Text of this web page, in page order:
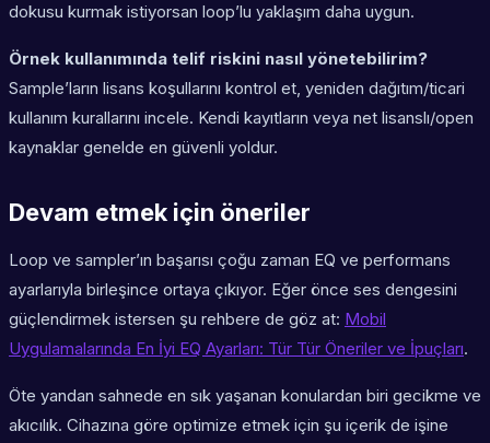
dokusu kurmak istiyorsan loop’lu yaklaşım daha uygun.
Örnek kullanımında telif riskini nasıl yönetebilirim?
Sample’ların lisans koşullarını kontrol et, yeniden dağıtım/ticari
kullanım kurallarını incele. Kendi kayıtların veya net lisanslı/open
kaynaklar genelde en güvenli yoldur.
Devam etmek için öneriler
Loop ve sampler’ın başarısı çoğu zaman EQ ve performans
ayarlarıyla birleşince ortaya çıkıyor. Eğer önce ses dengesini
güçlendirmek istersen şu rehbere de göz at: Mobil
Uygulamalarında En İyi EQ Ayarları: Tür Tür Öneriler ve İpuçları.
Öte yandan sahnede en sık yaşanan konulardan biri gecikme ve
akıcılık. Cihazına göre optimize etmek için şu içerik de işine